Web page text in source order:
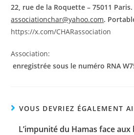
22, rue de la Roquette – 75011 Paris.
associationchar@yahoo.com.
https://x.com/CHARassociation
Association:
enregistrée sous le numéro RNA
VOUS DEVRIEZ ÉGALEMENT
L’impunité du Hamas face